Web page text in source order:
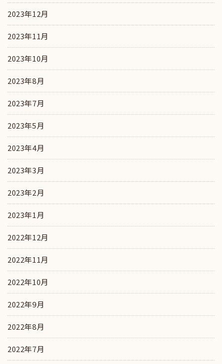
2023年12月
2023年11月
2023年10月
2023年8月
2023年7月
2023年5月
2023年4月
2023年3月
2023年2月
2023年1月
2022年12月
2022年11月
2022年10月
2022年9月
2022年8月
2022年7月